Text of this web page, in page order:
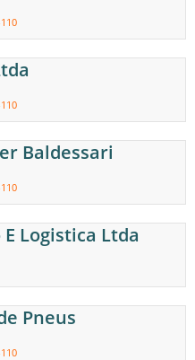
Baldessari
Logistica Ltda
Pneus